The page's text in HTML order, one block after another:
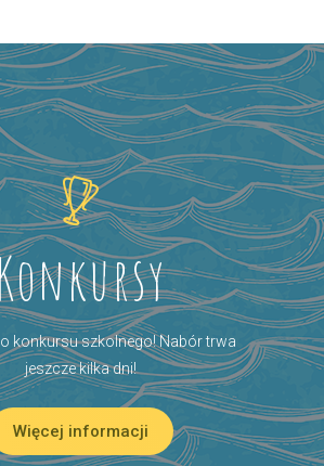
konkursu szkolnego! Nabór trwa
jeszcze kilka dni!
Więcej informacji